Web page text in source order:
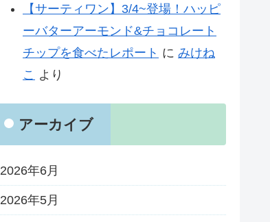
【サーティワン】3/4~登場！ハッピ
ーバターアーモンド&チョコレート
チップを食べたレポート に みけね
こ より
アーカイブ
2026年6月
2026年5月